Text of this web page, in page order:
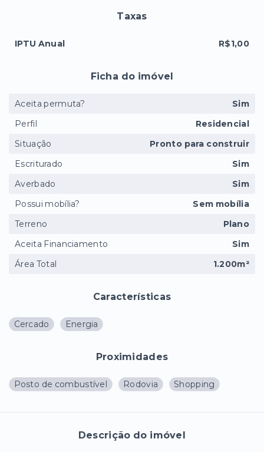
Características
Cercado Energia
Proximidades
Posto de combustível Rodovia Shopping
Descrição do imóvel
Taxas
IPTU Anual R$1,00
Ficha do imóvel
Aceita permuta?
Sim
Perfil
Residencial
Situação
Pronto para construir
Escriturado
Sim
Averbado
Sim
Possui mobília?
Sem mobília
Terreno
Plano
Aceita Financiamento
Sim
Área Total
1.200m²